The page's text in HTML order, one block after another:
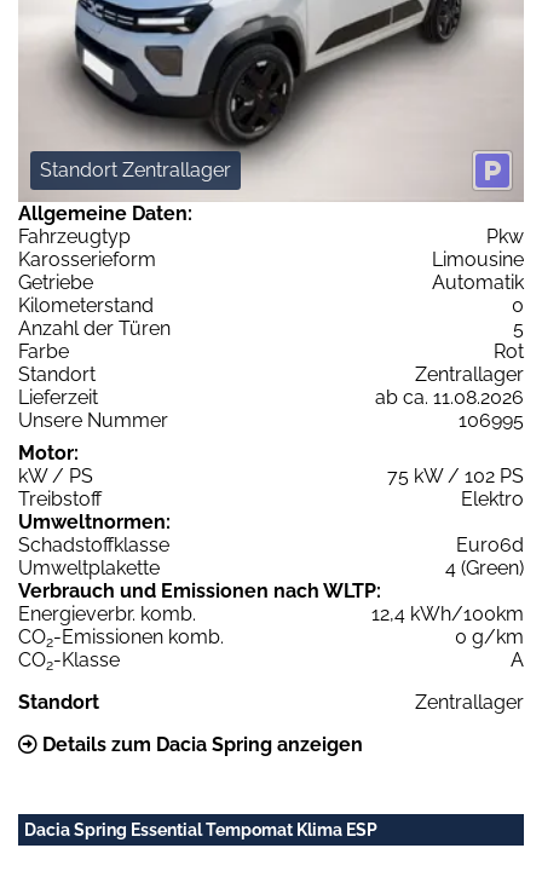
Standort Zentrallager
Allgemeine Daten:
Fahrzeugtyp
Pkw
Karosserieform
Limousine
Getriebe
Automatik
Kilometerstand
0
Anzahl der Türen
5
Farbe
Rot
Standort
Zentrallager
Lieferzeit
ab ca. 11.08.2026
Unsere Nummer
106995
Motor:
kW / PS
75 kW / 102 PS
Treibstoff
Elektro
Umweltnormen:
Schadstoffklasse
Euro6d
Umweltplakette
4 (Green)
Verbrauch und Emissionen nach WLTP:
Energieverbr. komb.
12,4 kWh/100km
CO2-Emissionen komb.
0 g/km
CO2-Klasse
A
Standort
Zentrallager
Details zum Dacia Spring anzeigen
Dacia Spring Essential Tempomat Klima ESP